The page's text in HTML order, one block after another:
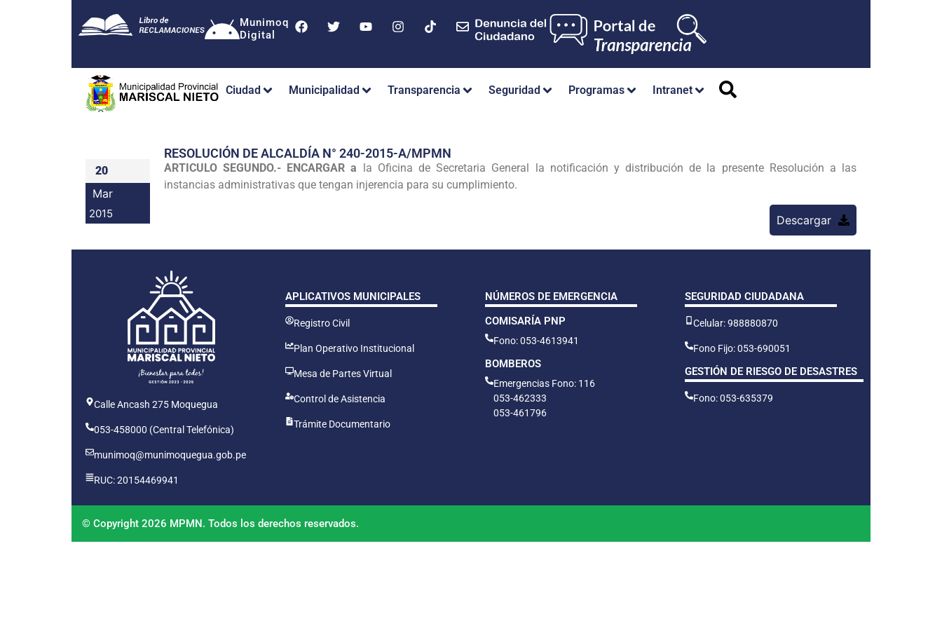
Munimoq
Digital
Ciudad Municipalidad Transparencia Seguridad Programas Intranet
20
Mar
2015
RESOLUCIÓN DE ALCALDÍA N° 240-2015-A/MPMN
ARTICULO SEGUNDO.- ENCARGAR a la Oficina de Secretaria General la notificación y distribución de la presente Resolución a las
instancias administrativas que tengan injerencia para su cumplimiento.
Descargar
Calle Ancash 275 Moquegua
053-458000 (Central Telefónica)
munimoq@munimoquegua.gob.pe
RUC: 20154469941
APLICATIVOS MUNICIPALES
Registro Civil
Plan Operativo Institucional
Mesa de Partes Virtual
Control de Asistencia
Trámite Documentario
NÚMEROS DE EMERGENCIA
COMISARÍA PNP
Fono: 053-4613941
BOMBEROS
Emergencias Fono: 116
053-462333
053-461796
SEGURIDAD CIUDADANA
Celular: 988880870
Fono Fijo: 053-690051
GESTIÓN DE RIESGO DE DESASTRES
Fono: 053-635379
© Copyright 2026 MPMN. Todos los derechos reservados.